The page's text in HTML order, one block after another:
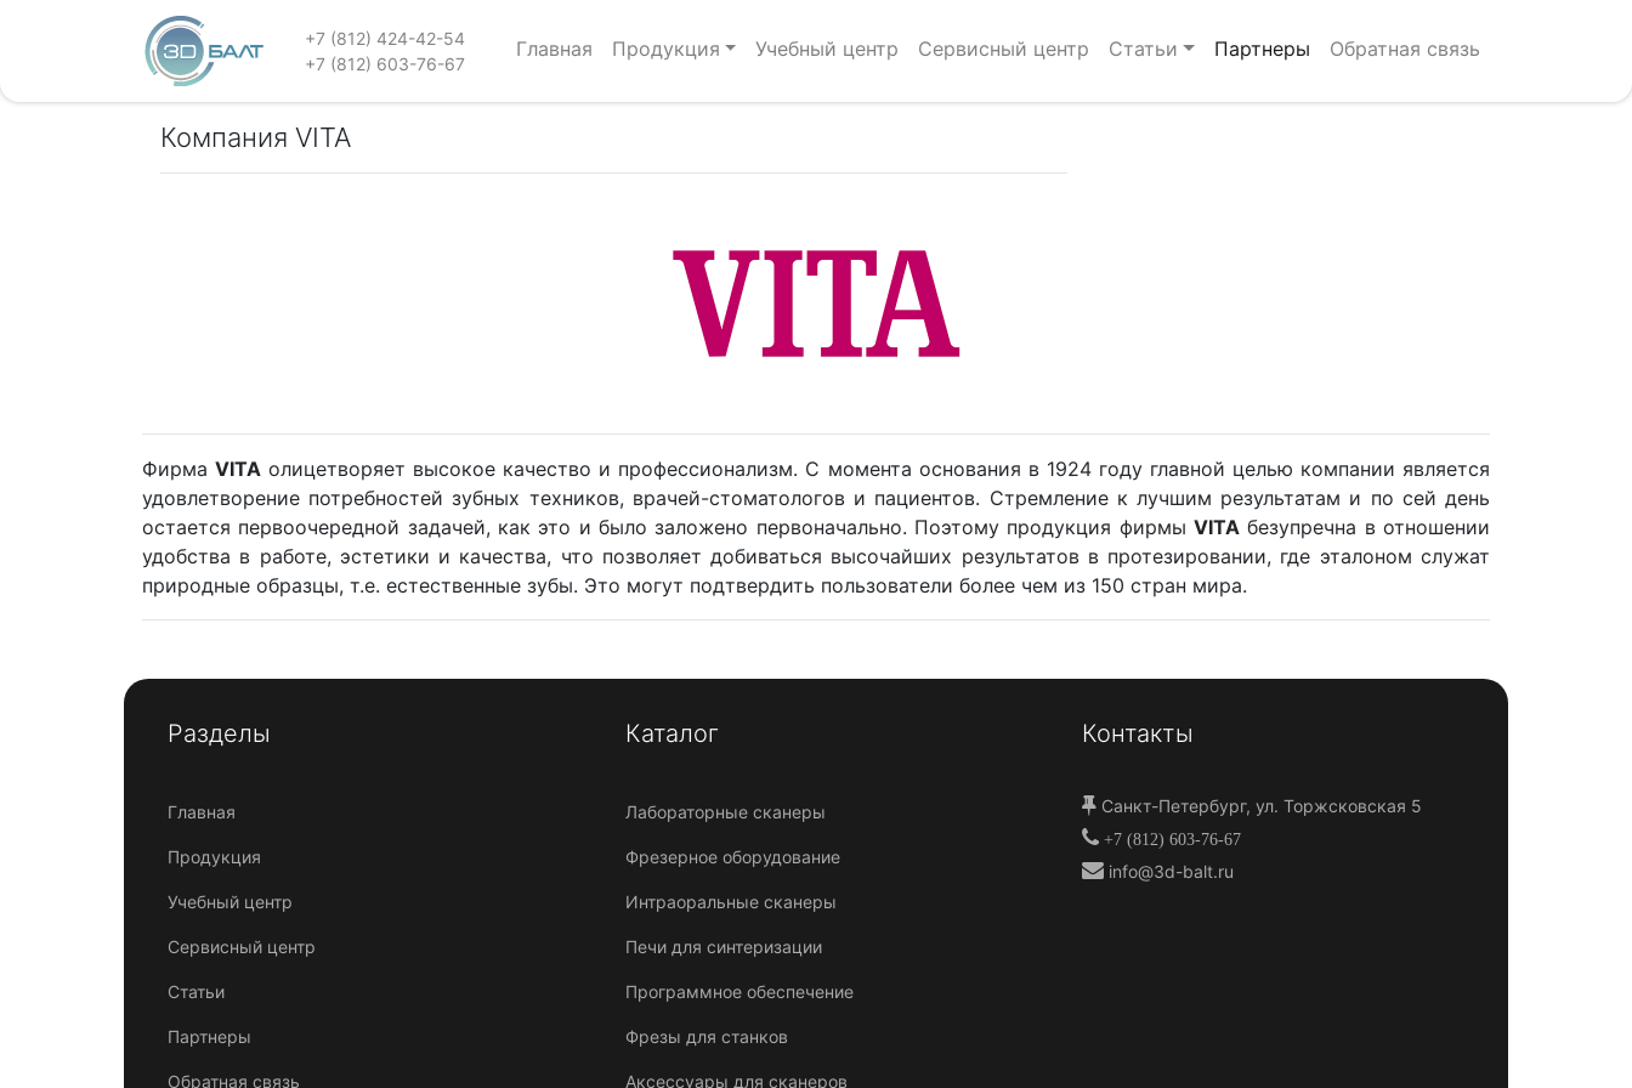
+7 (812) 424-42-54
+7 (812) 603-76-67
Главная Продукция Учебный центр Сервисный центр Статьи Партнеры Обратная связь
Компания VITA
ФирмаVITA олицетворяет высокое качество и профессионализм. С момента основания в 1924 году главной целью компании является
удовлетворение потребностей зубных техников, врачей-стоматологов и пациентов. Стремление к лучшим результатам и по сей день
остается первоочередной задачей, как это и было заложено первоначально. Поэтому продукция фирмы VITA безупречна в отношении
удобства в работе, эстетики и качества, что позволяет добиваться высочайших результатов в протезировании, где эталоном служат
природные образцы, т.е. естественные зубы. Это могут подтвердить пользователи более чем из 150 стран мира.
Разделы
Главная
Продукция
Учебный центр
Сервисный центр
Статьи
Партнеры
Обратная связь
Каталог
Лабораторные сканеры
Фрезерное оборудование
Интраоральные сканеры
Печи для синтеризации
Программное обеспечение
Фрезы для станков
Аксессуары для сканеров
Контакты
Санкт-Петербург, ул. Торжсковская 5
+7 (812) 603-76-67
info@3d-balt.ru